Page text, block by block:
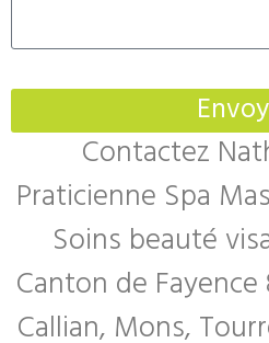
Contactez
Praticienne Spa
Soins beauté
Canton de Fayence
Callian, Mons,